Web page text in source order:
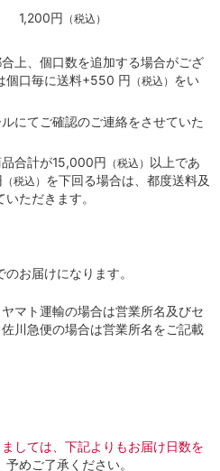
1,200円 （税込）
上、個口数を追加する場合がござ
個口毎に送料+550 円 （税込） をい
にてご確認のご連絡をさせていた
合計が15,000円 （税込） 以上であ
（税込） を下回る場合は、都度送料及
ただきます。
お届けになります。
マト運輸の場合は営業所名及びセ
川急便の場合は営業所名をご記載
しては、下記よりもお届け日数を
予めご了承ください。